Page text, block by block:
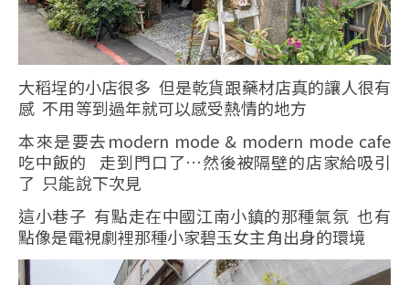
大稻埕的小店很多 但是乾貨跟藥材店真的讓人很有
感 不用等到過年就可以感受熱情的地方
本來是要去modern mode & modern mode cafe
吃中飯的 走到門口了…然後被隔壁的店家給吸引
了 只能說下次見
這小巷子 有點走在中國江南小鎮的那種氣氛 也有
點像是電視劇裡那種小家碧玉女主角出身的環境